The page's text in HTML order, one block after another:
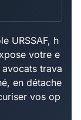
URSSAF, h
votre e
trava
en détache
vos op